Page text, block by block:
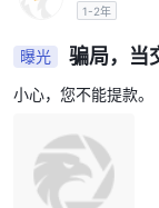
1-2年
曝光 骗局，当
小心，您不能提款。